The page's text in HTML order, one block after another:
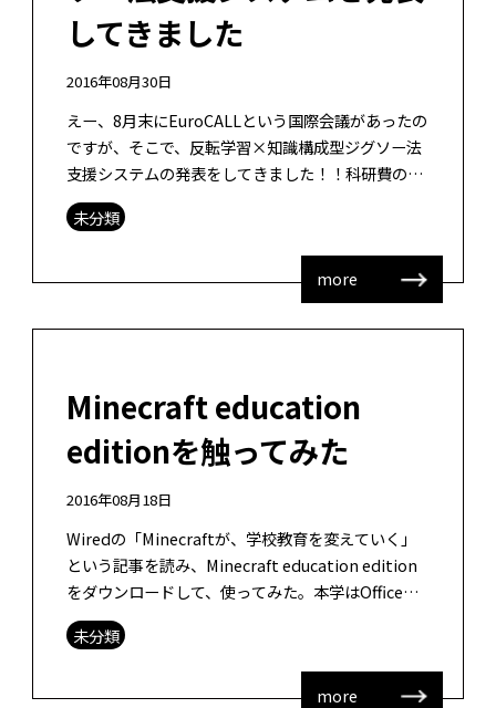
してきました
2016年08月30日
えー、8月末にEuroCALLという国際会議があったの
ですが、そこで、反転学習×知識構成型ジグソー法
支援システムの発表をしてきました！！科研費の成
果として、具体的なシステムとして、見せることが
できて、うれしいです。熊本大 […]
未分類
more
Minecraft education
editionを触ってみた
2016年08月18日
Wiredの「Minecraftが、学校教育を変えていく」
という記事を読み、Minecraft education edition
をダウンロードして、使ってみた。本学はOffice
365の契約をしているということなので […]
未分類
more